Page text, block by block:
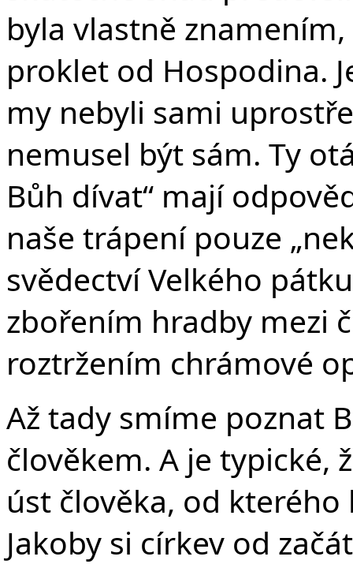
byla vlastně
proklet od Hospodina.
my nebyli sami
nemusel být sám. Ty
Bůh dívat“ mají
naše trápení pouze
svědectví Velkého
zbořením hradby mezi
roztržením chrámové
Až tady smíme poznat
člověkem. A je typické,
úst člověka, od
Jakoby si církev od